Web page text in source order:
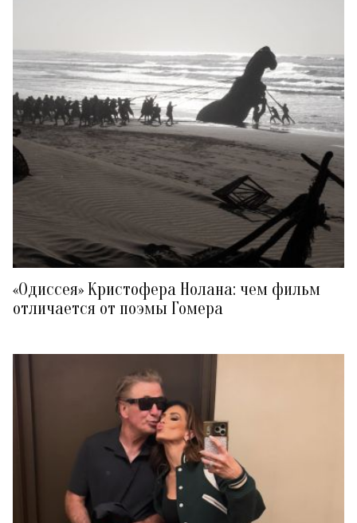
«Одиссея» Кристофера Нолана: чем фильм
отличается от поэмы Гомера